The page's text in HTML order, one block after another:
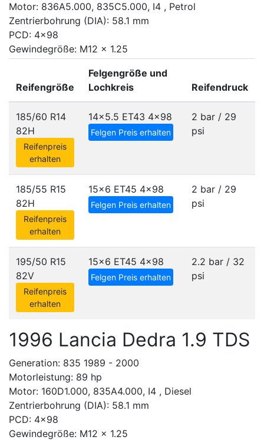
Motor: 836A5.000, 835C5.000, I4 , Petrol
Zentrierbohrung (DIA): 58.1 mm
PCD: 4x98
Gewindegröße: M12 x 1.25
Reifengröße
Felgengröße und
Lochkreis
Reifendruck
185/60 R14
82H
Reifenpreis
erhalten
14x5.5 ET43 4x98
Felgen Preis erhalten
2 bar / 29
psi
185/55 R15
82H
Reifenpreis
erhalten
15x6 ET45 4x98
Felgen Preis erhalten
2 bar / 29
psi
195/50 R15
82V
Reifenpreis
erhalten
15x6 ET45 4x98
Felgen Preis erhalten
2.2 bar / 32
psi
1996 Lancia Dedra 1.9 TDS
Generation: 835 1989 - 2000
Motorleistung: 89 hp
Motor: 160D1.000, 835A4.000, I4 , Diesel
Zentrierbohrung (DIA): 58.1 mm
PCD: 4x98
Gewindegröße: M12 x 1.25